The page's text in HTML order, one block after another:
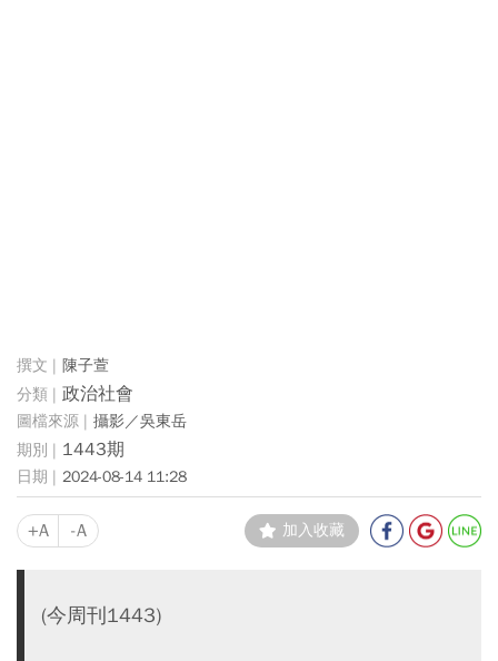
陳子萱
政治社會
攝影／吳東岳
1443期
2024-08-14 11:28
+A -A 加入收藏
(今周刊1443)